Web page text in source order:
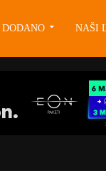
DODANO NAŠI